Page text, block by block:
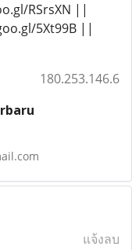
RSrsXN ||
5Xt99B ||
180.253.146.6
แจ้งลบ